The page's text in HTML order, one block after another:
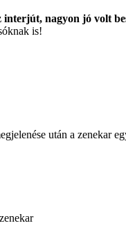
nagyon jó volt
is!
után a zenekar